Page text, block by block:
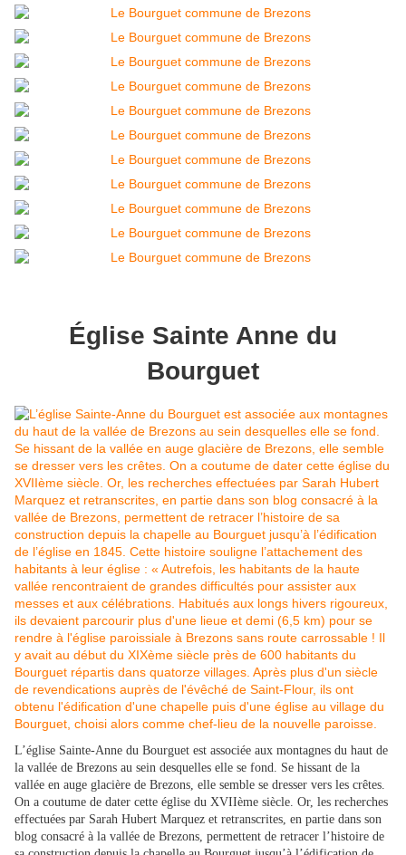
Église Sainte Anne du
Bourguet
L’église Sainte-Anne du Bourguet est associée aux montagnes du haut de
la vallée de Brezons au sein desquelles elle se fond. Se hissant de la
vallée en auge glacière de Brezons, elle semble se dresser vers les crêtes.
On a coutume de dater cette église du XVIIème siècle. Or, les recherches
effectuées par Sarah Hubert Marquez et retranscrites, en partie dans son
blog consacré à la vallée de Brezons, permettent de retracer l’histoire de